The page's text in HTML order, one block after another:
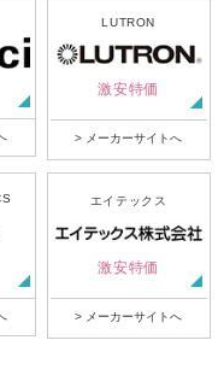
LUTRON
激安特価
> メーカーサイトへ
エイテックス
激安特価
> メーカーサイトへ